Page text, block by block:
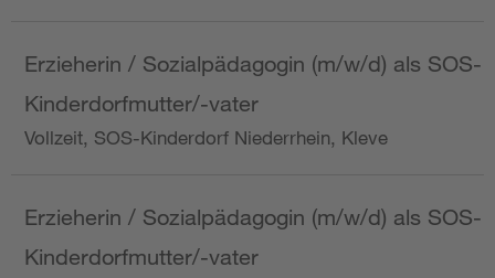
Erzieherin / Sozialpädagogin (m/w/d) als SOS-
Kinderdorfmutter/-vater
Vollzeit, SOS-Kinderdorf Niederrhein, Kleve
Erzieherin / Sozialpädagogin (m/w/d) als SOS-
Kinderdorfmutter/-vater